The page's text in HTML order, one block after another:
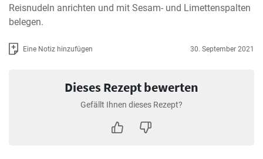
Reisnudeln anrichten und mit Sesam- und Limettenspalten
belegen.
Eine Notiz hinzufügen 30. September 2021
Dieses Rezept bewerten
Gefällt Ihnen dieses Rezept?